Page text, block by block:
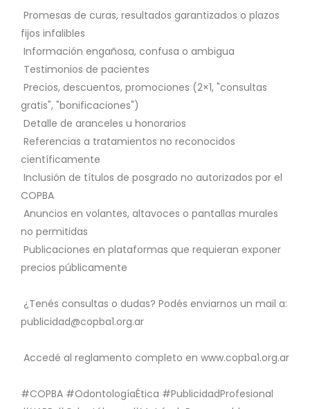
Promesas de curas, resultados garantizados o plazos
fijos infalibles
Información engañosa, confusa o ambigua
Testimonios de pacientes
Precios, descuentos, promociones (2×1, "consultas
gratis", "bonificaciones")
Detalle de aranceles u honorarios
Referencias a tratamientos no reconocidos
científicamente
Inclusión de títulos de posgrado no autorizados por el
COPBA
Anuncios en volantes, altavoces o pantallas murales
no permitidas
Publicaciones en plataformas que requieran exponer
precios públicamente
¿Tenés consultas o dudas? Podés enviarnos un mail a:
publicidad@copba1.org.ar
Accedé al reglamento completo en www.copba1.org.ar
#COPBA #OdontologíaÉtica #PublicidadProfesional